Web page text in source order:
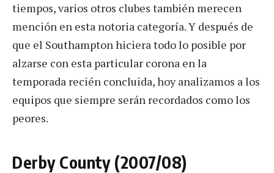
tiempos, varios otros clubes también merecen
mención en esta notoria categoría. Y después de
que el Southampton hiciera todo lo posible por
alzarse con esta particular corona en la
temporada recién concluida, hoy analizamos a los
equipos que siempre serán recordados como los
peores.
Derby County (2007/08)